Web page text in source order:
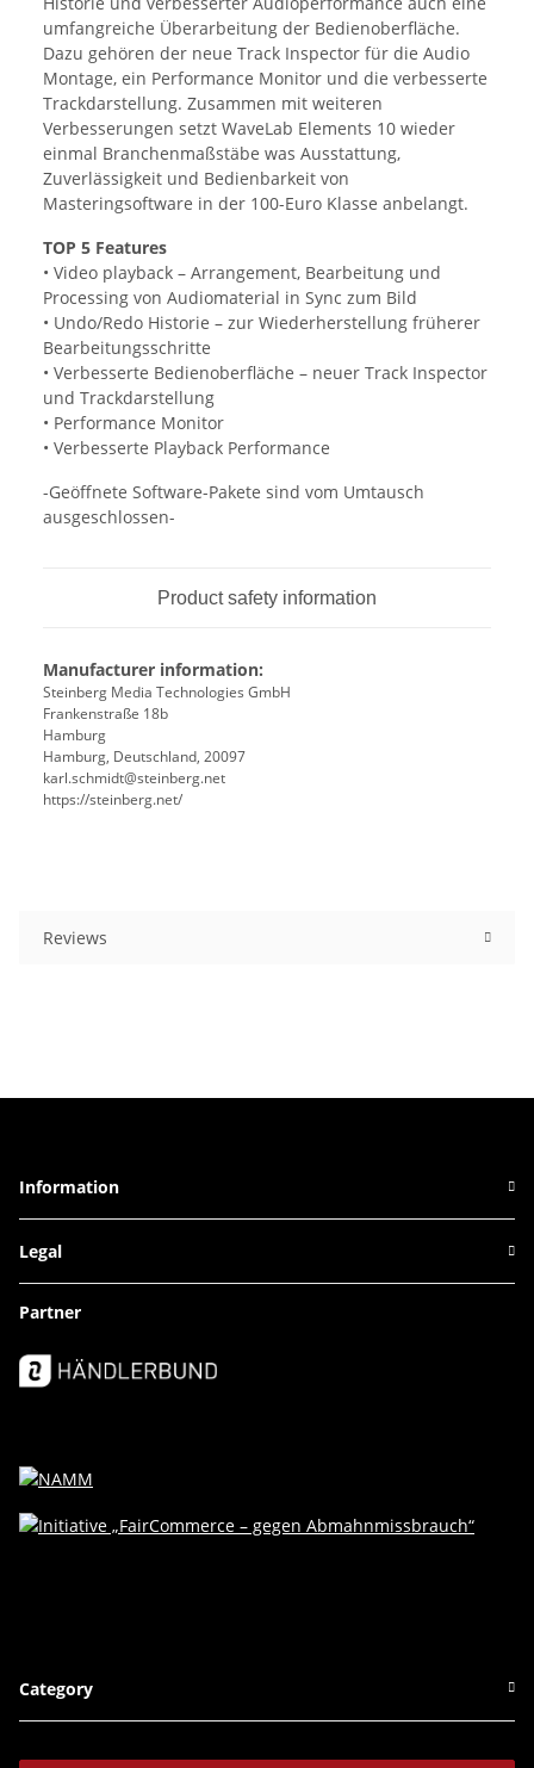
umfangreiche Überarbeitung der Bedienoberfläche.
Dazu gehören der neue Track Inspector für die Audio
Montage, ein Performance Monitor und die verbesserte
Trackdarstellung. Zusammen mit weiteren
Verbesserungen setzt WaveLab Elements 10 wieder
einmal Branchenmaßstäbe was Ausstattung,
Zuverlässigkeit und Bedienbarkeit von
Masteringsoftware in der 100-Euro Klasse anbelangt.
TOP 5 Features
• Video playback – Arrangement, Bearbeitung und
Processing von Audiomaterial in Sync zum Bild
• Undo/Redo Historie – zur Wiederherstellung früherer
Bearbeitungsschritte
• Verbesserte Bedienoberfläche – neuer Track Inspector
und Trackdarstellung
• Performance Monitor
• Verbesserte Playback Performance
-Geöffnete Software-Pakete sind vom Umtausch
ausgeschlossen-
Product safety information
Manufacturer information:
Steinberg Media Technologies GmbH
Frankenstraße 18b
Hamburg
Hamburg, Deutschland, 20097
karl.schmidt@steinberg.net
https://steinberg.net/
Reviews
Information
Legal
Partner
Category